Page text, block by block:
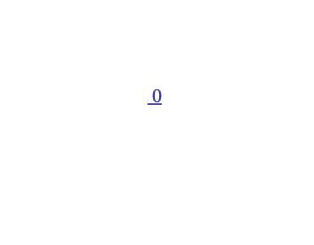
0